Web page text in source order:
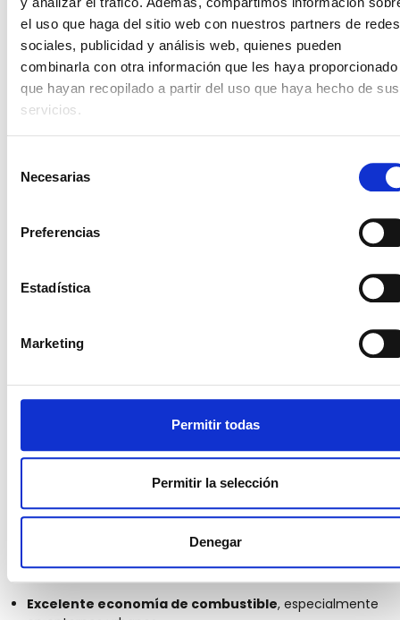
el uso que haga del sitio web con nuestros partners de redes
sociales, publicidad y análisis web, quienes pueden
combinarla con otra información que les haya proporcionado
que hayan recopilado a partir del uso que haya hecho de sus
servicios.
Necesarias
Preferencias
Estadística
Marketing
Permitir todas
Permitir la selección
Denegar
espacio para la familia, destacando por su valor y
características de seguridad.
Ventajas:
Espacio generosopara hasta ocho pasajeros.
Buenequilibrio entre precio y características.
Desventajas:
Algunas versiones pueden ser pesadas.
Toyota RAV4 Hybrid
Hybrid combina protección, eficiencia de
combustible y un interior espacioso, lo que lo convierte en
una elección popular entre familias preocupadas por el
Ventajas:
Excelente economía de combustible, especialmente